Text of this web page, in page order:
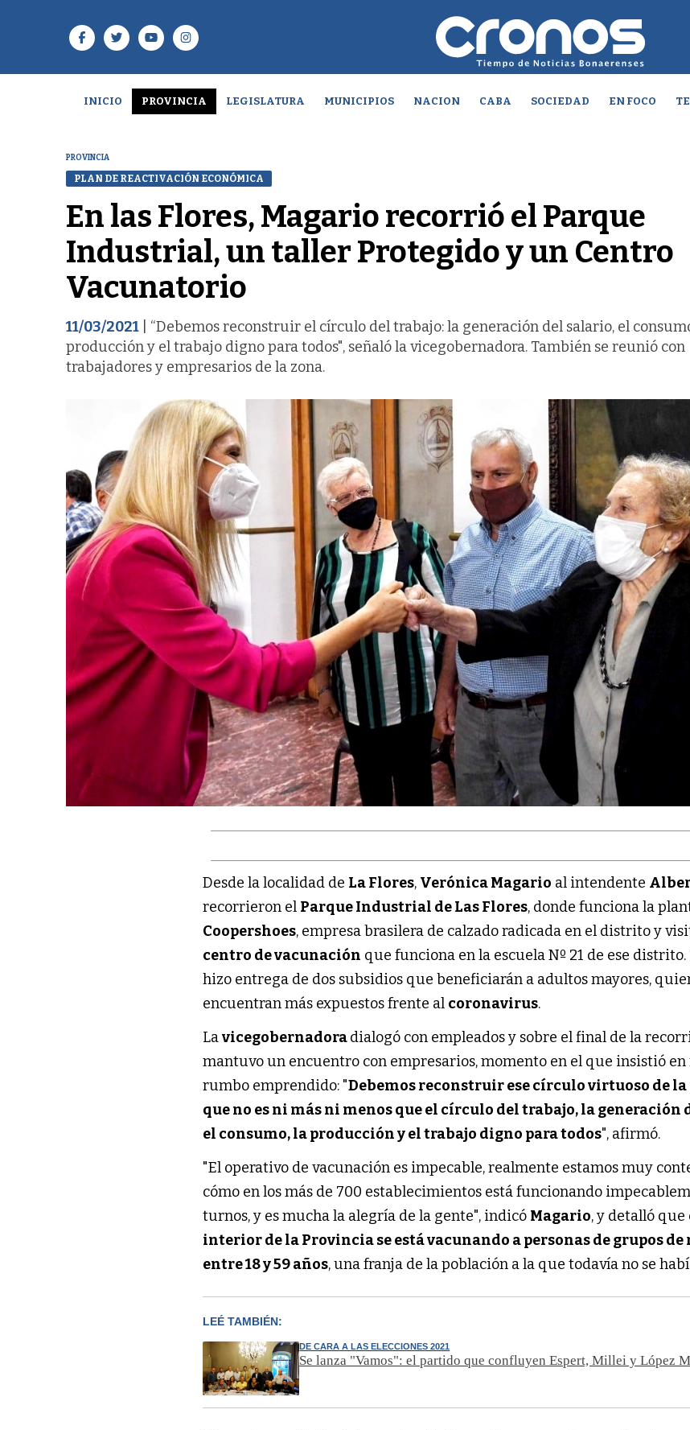
INICIO PROVINCIA LEGISLATURA MUNICIPIOS NACION CABA SOCIEDAD EN FOCO
PROVINCIA
PLAN DE REACTIVACIÓN ECONÓMICA
En las Flores, Magario recorrió el Parque
Industrial, un taller Protegido y un Centro
Vacunatorio
11/03/2021 | “Debemos reconstruir el círculo del trabajo: la generación del salario, el
producción y el trabajo digno para todos", señaló la vicegobernadora. También se reunió con
trabajadores y empresarios de la zona.
Desde la localidad de La Flores, Verónica Magario al intendente
recorrieron el Parque Industrial de Las Flores, donde funciona la
Coopershoes, empresa brasilera de calzado radicada en el distrito y
centro de vacunación que funciona en la escuela Nº 21 de ese
hizo entrega de dos subsidios que beneficiarán a adultos mayores,
encuentran más expuestos frente al coronavirus.
Lavicegobernadoradialogó con empleados y sobre el final de la
mantuvo un encuentro con empresarios, momento en el que insistió
rumbo emprendido: "Debemos reconstruir ese círculo virtuoso de
que no es ni más ni menos que el círculo del trabajo, la generación
el consumo, la producción y el trabajo digno para todos", afirmó.
"El operativo de vacunación es impecable, realmente estamos muy
cómo en los más de 700 establecimientos está funcionando
turnos, y es mucha la alegría de la gente", indicó Magario, y detalló que
interior de la Provincia se está vacunando a personas de grupos de
entre 18 y 59 años, una franja de la población a la que todavía no se
LEÉ TAMBIÉN:
DE CARA A LAS ELECCIONES 2021
Se lanza "Vamos": el partido que confluyen Espert, Millei y López